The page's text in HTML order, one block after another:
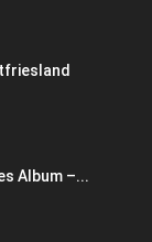
Album –...